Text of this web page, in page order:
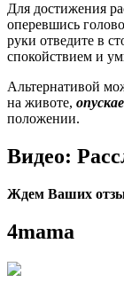
Для достижения
оперевшись
руки отведите в
спокойствием и
Альтернативой
на животе,
положении.
Видео:
Ждем Ваших
4mama